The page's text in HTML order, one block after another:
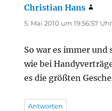
Christian Hans
5. Mai 2010 um 19:56:57 Uhr
So war es immer und
wie bei
es die größten
Antworten